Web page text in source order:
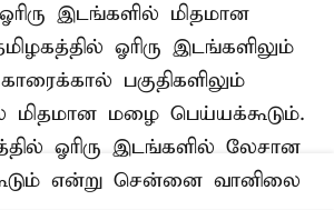
இடங்களில் மிதமான
ஓரிரு இடங்களிலும்
பகுதிகளிலும்
மிதமான மழை பெய்யக்கூடும்.
ஓரிரு இடங்களில் லேசான
என்று சென்னை வானிலை